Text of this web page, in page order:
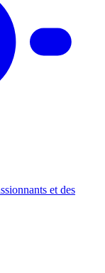
et des